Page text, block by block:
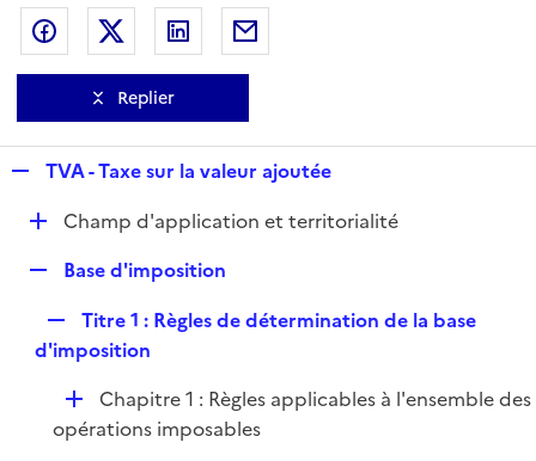
Partager sur Facebook
Partager sur Twitter
Partager sur LinkedIn
Replier
p
r
TVA - Taxe sur la valeur ajoutée
D
e
Champ d'application et territorialité
p
l
r
Base d'imposition
e
l
i
Titre 1 : Règles de détermination de la base
d'imposition
D
é
Chapitre 1 : Règles applicables à l'ensemble des
opérations imposables